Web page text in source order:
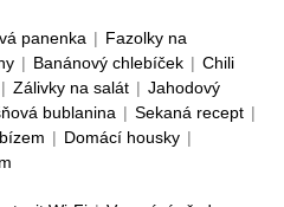
panenka | Fazolky na
| Banánový chlebíček | Chili
| Zálivky na salát | Jahodový
bublanina | Sekaná recept |
| Domácí housky |